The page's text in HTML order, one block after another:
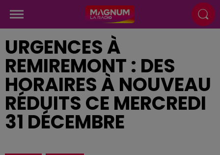
URGENCES À
REMIREMONT : DES
HORAIRES À NOUVEAU
RÉDUITS CE MERCREDI
31 DÉCEMBRE